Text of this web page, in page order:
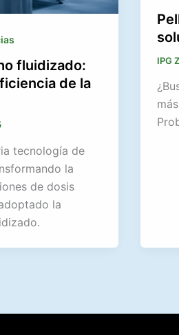
fluidizado:
de la
tecnología de
la
de dosis
la
IPG